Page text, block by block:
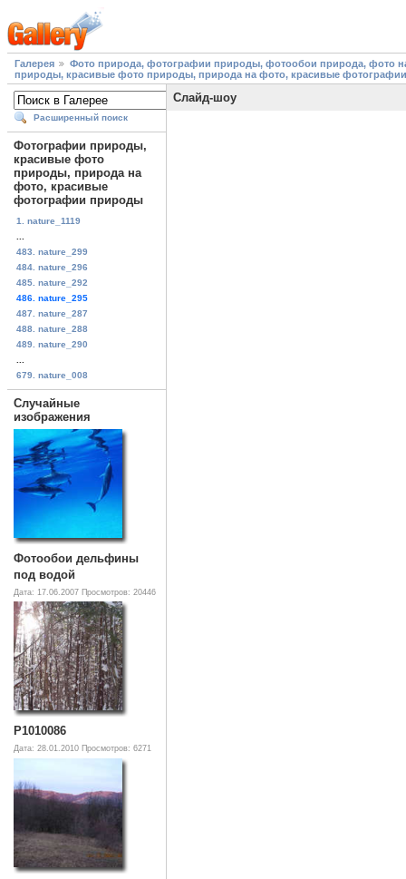
Галерея
Фото природа, фотографии природы, фотообои природа, фото
природы, красивые фото природы, природа на фото, красивые
Расширенный поиск
Фотографии природы,
красивые фото
природы, природа на
фото, красивые
фотографии природы
1. nature_1119
483. nature_299
484. nature_296
485. nature_292
486. nature_295
487. nature_287
488. nature_288
489. nature_290
679. nature_008
Случайные
изображения
Фотообои дельфины
под водой
Дата: 17.06.2007 Просмотров: 20446
P1010086
Дата: 28.01.2010 Просмотров: 6271
Слайд-шоу